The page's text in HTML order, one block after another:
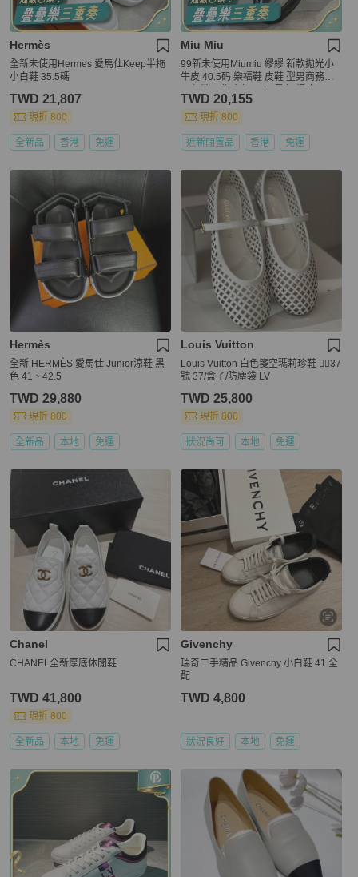
Hermès
全新未使用Hermes 愛馬仕Keep半拖
小白鞋 35.5碼
TWD 21,807
現折 800
全新品 香港 免運
Miu Miu
99新未使用Miumiu 繆繆 新款拋光小
牛皮 40.5码 樂福鞋 皮鞋 型男商務休
TWD 20,155
現折 800
近新閒置品 香港 免運
Hermès
全新 HERMÈS 愛馬仕 Junior涼鞋 黑
色 41、42.5
TWD 29,880
現折 800
全新品 本地 免運
Louis Vuitton
Louis Vuitton 白色箋空瑪莉珍鞋 ❤️‍🔥37
號 37/盒子/防塵袋 LV
TWD 25,800
現折 800
狀況尚可 本地 免運
Chanel
CHANEL全新厚底休閒鞋
TWD 41,800
現折 800
全新品 本地 免運
Givenchy
瑞奇二手精品 Givenchy 小白鞋 41 全
配
TWD 4,800
狀況良好 本地 免運